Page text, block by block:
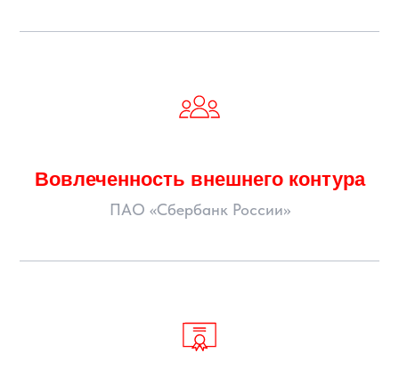
Вовлеченность внешнего контура
ПАО «Сбербанк России»